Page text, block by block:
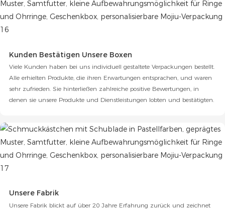
Kunden Bestätigen Unsere Boxen
Viele Kunden haben bei uns individuell gestaltete Verpackungen bestellt.
Alle erhielten Produkte, die ihren Erwartungen entsprachen, und waren
sehr zufrieden. Sie hinterließen zahlreiche positive Bewertungen, in
denen sie unsere Produkte und Dienstleistungen lobten und bestätigten.
Unsere Fabrik
Unsere Fabrik blickt auf über 20 Jahre Erfahrung zurück und zeichnet